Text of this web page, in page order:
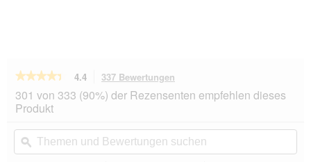
★★★★★
★★★★★
von
5
lesen
für
4.4 337 Bewertungen
dieser
Aktion
du
zu
den
301 von 333 (90%) der Rezensenten empfehlen dieses
Produkt
Themen
und
Bewertungen
ϙ